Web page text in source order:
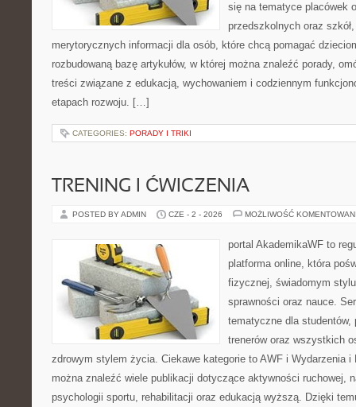
się na tematyce placówek
przedszkolnych oraz
merytorycznych informacji dla osób, które chcą pomagać
rozbudowaną bazę artykułów, w której można znaleźć porady,
treści związane z edukacją, wychowaniem i codziennym
etapach rozwoju. […]
CATEGORIES: PORADY I TRIKI
TRENING I ĆWICZENIA
POSTED BY ADMIN CZE - 2 - 2026 MOŻLIWOŚĆ
portal AkademikaWF to
platforma online, która
fizycznej, świadomym
sprawności oraz nauce.
tematyczne dla studentów,
trenerów oraz wszystkich
zdrowym stylem życia. Ciekawe kategorie to AWF i Wydarzenia i
można znaleźć wiele publikacji dotyczące aktywności ruchowej,
psychologii sportu, rehabilitacji oraz edukacją wyższą. Dzięki